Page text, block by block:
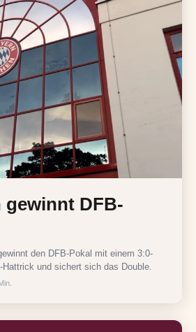
gewinnt DFB-
den DFB-Pokal mit einem 3:0-
und sichert sich das Double.